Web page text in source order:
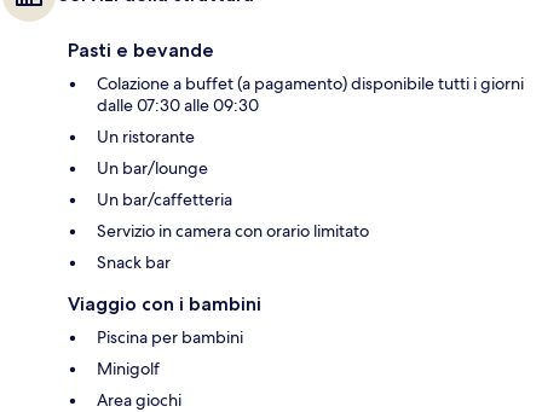
Pasti e bevande
Colazione a buffet (a pagamento) disponibile tutti i giorni
dalle 07:30 alle 09:30
Un ristorante
Un bar/lounge
Un bar/caffetteria
Servizio in camera con orario limitato
Snack bar
Viaggio con i bambini
Piscina per bambini
Minigolf
Area giochi